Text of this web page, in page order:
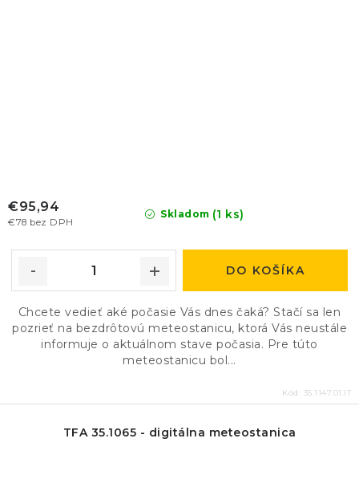
Skladom (1 ks)
€78 bez DPH
€95,94
DO KOŠÍKA
Chcete vedieť aké počasie Vás dnes čaká? Stačí sa len
pozrieť na bezdrôtovú meteostanicu, ktorá Vás neustále
informuje o aktuálnom stave počasia. Pre túto
meteostanicu bol...
Kód: 35.1147.01.IT
TFA 35.1065 - digitálna meteostanica